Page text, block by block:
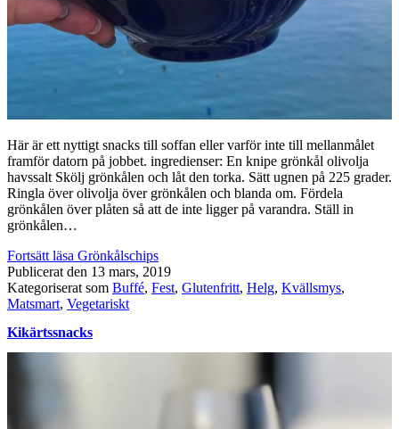
Här är ett nyttigt snacks till soffan eller varför inte till mellanmålet
framför datorn på jobbet. ingredienser: En knipe grönkål olivolja
havssalt Skölj grönkålen och låt den torka. Sätt ugnen på 225 grader.
Ringla över olivolja över grönkålen och blanda om. Fördela
grönkålen över plåten så att de inte ligger på varandra. Ställ in
grönkålen…
Fortsätt läsa Grönkålschips
Publicerat den 13 mars, 2019
Kategoriserat som Buffé, Fest, Glutenfritt, Helg, Kvällsmys,
Matsmart, Vegetariskt
Kikärtssnacks